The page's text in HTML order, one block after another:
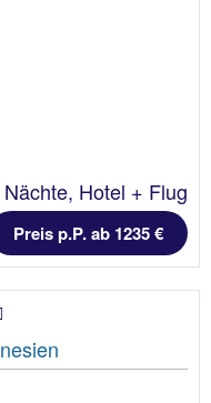
Hotel + Flug
Preis p.P. ab 1235 €